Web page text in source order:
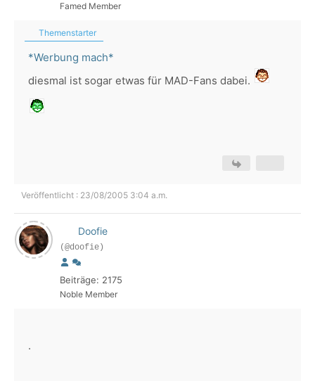
Famed Member
Themenstarter
*Werbung mach*
diesmal ist sogar etwas für MAD-Fans dabei.
Veröffentlicht : 23/08/2005 3:04 a.m.
Doofie
(@doofie)
Beiträge: 2175
Noble Member
.